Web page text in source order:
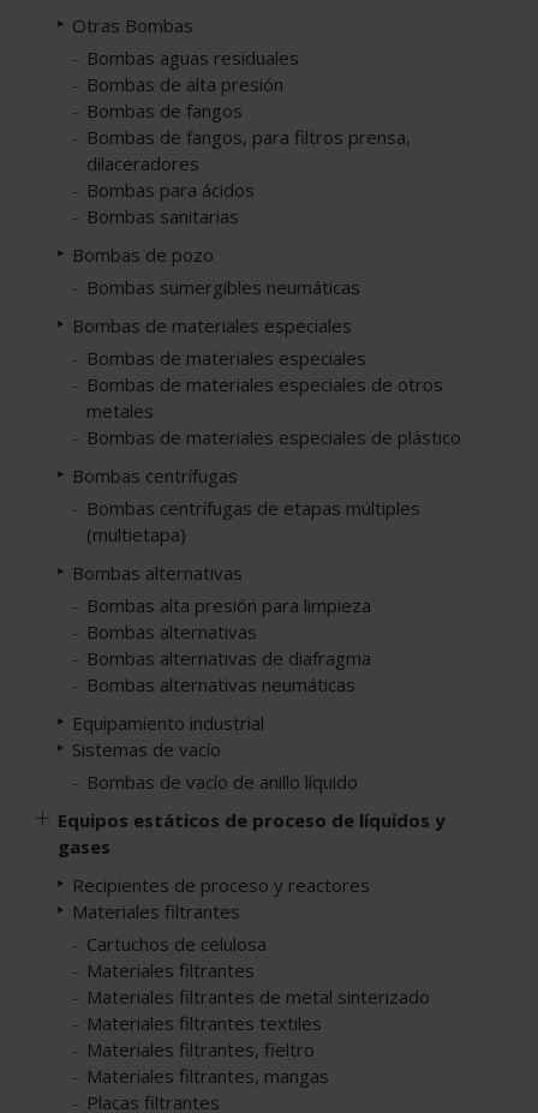
Otras Bombas
Bombas aguas residuales
Bombas de alta presión
Bombas de fangos
Bombas de fangos, para filtros prensa,
dilaceradores
Bombas para ácidos
Bombas sanitarias
Bombas de pozo
Bombas sumergibles neumáticas
Bombas de materiales especiales
Bombas de materiales especiales
Bombas de materiales especiales de otros
metales
Bombas de materiales especiales de plástico
Bombas centrífugas
Bombas centrífugas de etapas múltiples
(multietapa)
Bombas alternativas
Bombas alta presión para limpieza
Bombas alternativas
Bombas alternativas de diafragma
Bombas alternativas neumáticas
Equipamiento industrial
Sistemas de vacío
Bombas de vacío de anillo líquido
Equipos estáticos de proceso de líquidos y
gases
Recipientes de proceso y reactores
Materiales filtrantes
Cartuchos de celulosa
Materiales filtrantes
Materiales filtrantes de metal sinterizado
Materiales filtrantes textiles
Materiales filtrantes, fieltro
Materiales filtrantes, mangas
Placas filtrantes